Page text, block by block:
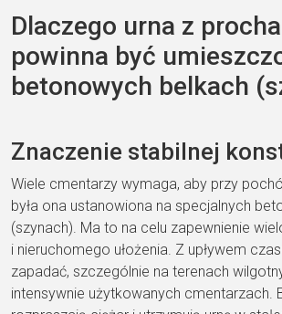
Dlaczego urna z
powinna być
betonowych belkach
Znaczenie stabilnej
Wiele cmentarzy wymaga, aby przy
była ona ustanowiona na specjalnych
(szynach). Ma to na celu zapewnienie
i nieruchomego ułożenia. Z upływem
zapadać, szczególnie na terenach
intensywnie użytkowanych cmentarzach.